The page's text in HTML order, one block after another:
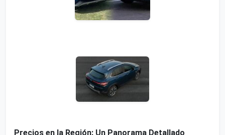
Precios en la Región: Un Panorama Detallado